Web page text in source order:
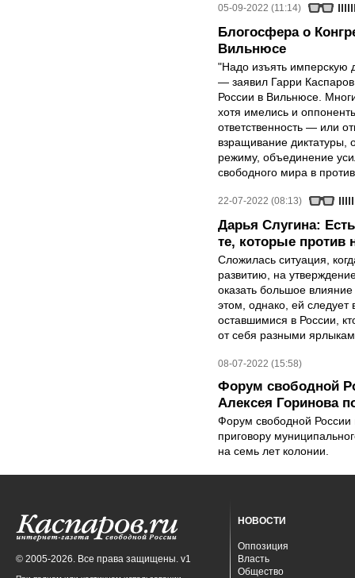
05-09-2022 (11:14)
Блогосфера о
Вильнюсе
"Надо изъять имперскую
— заявил Гарри
России в Вильнюсе.
хотя имелись и
ответственность — или
взращивание диктатуры,
режиму, объединение
свободного мира в
22-07-2022 (08:13)
Дарья Слугина:
те, которые против
Сложилась ситуация,
развитию, на
оказать большое
этом, однако, ей следует
оставшимися в России,
от себя разными
08-07-2022 (15:58)
Форум свободной
Алексея Горинова
Форум свободной России
приговору
на семь лет колонии.
© 2005-2026. Все права защищены. v1
НОВОСТИ
Оппозиция
Власть
Общество